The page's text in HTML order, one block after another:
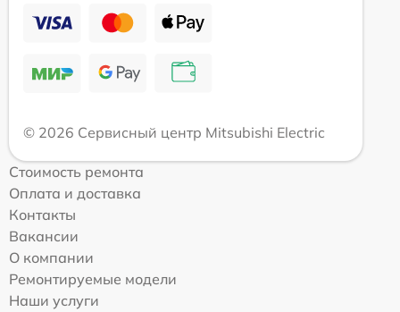
© 2026 Сервисный центр Mitsubishi Electric
Стоимость ремонта
Оплата и доставка
Контакты
Вакансии
О компании
Ремонтируемые модели
Наши услуги